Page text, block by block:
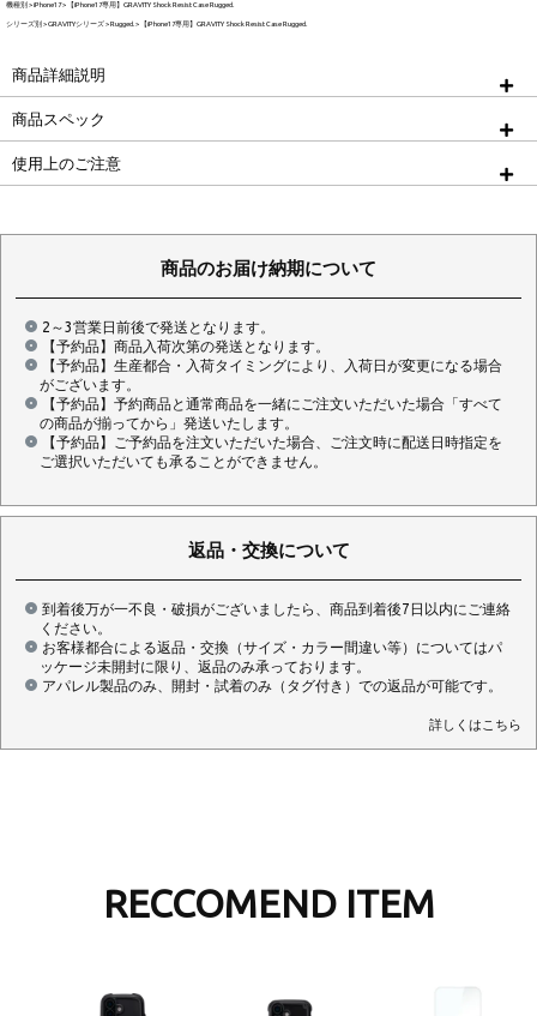
機種別 iPhone17 【iPhone17専用】GRAVITY Shock Resist Case Rugged.
シリーズ別 GRAVITYシリーズ Rugged. 【iPhone17専用】GRAVITY Shock Resist Case Rugged.
商品詳細説明
商品スペック
使用上のご注意
商品のお届け納期について
2～3営業日前後で発送となります。
【予約品】商品入荷次第の発送となります。
【予約品】生産都合・入荷タイミングにより、入荷日が変更になる場合
がございます。
【予約品】予約商品と通常商品を一緒にご注文いただいた場合「すべて
の商品が揃ってから」発送いたします。
【予約品】ご予約品を注文いただいた場合、ご注文時に配送日時指定を
ご選択いただいても承ることができません。
返品・交換について
到着後万が一不良・破損がございましたら、商品到着後7日以内にご連絡
ください。
お客様都合による返品・交換（サイズ・カラー間違い等）についてはパ
ッケージ未開封に限り、返品のみ承っております。
アパレル製品のみ、開封・試着のみ（タグ付き）での返品が可能です。
詳しくはこちら
RECCOMEND ITEM